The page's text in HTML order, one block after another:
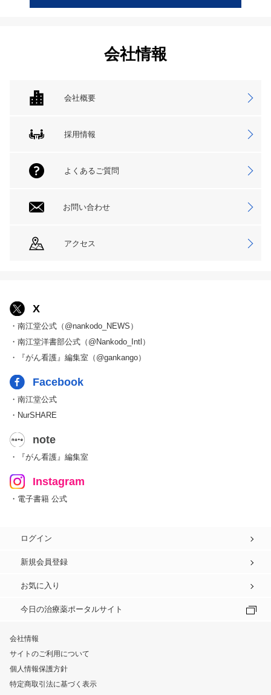
会社情報
会社概要
採用情報
よくあるご質問
お問い合わせ
アクセス
X
・南江堂公式（@nankodo_NEWS）
・南江堂洋書部公式（@Nankodo_Intl）
・『がん看護』編集室（@gankango）
Facebook
・南江堂公式
・NurSHARE
note
・『がん看護』編集室
Instagram
・電子書籍 公式
ログイン
新規会員登録
お気に入り
今日の治療薬ポータルサイト
会社情報
サイトのご利用について
個人情報保護方針
特定商取引法に基づく表示